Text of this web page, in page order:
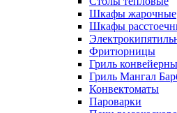
Шкафы жарочные
Шкафы
Фритюрницы
Гриль
Гриль Мангал
Конвектоматы
Пароварки